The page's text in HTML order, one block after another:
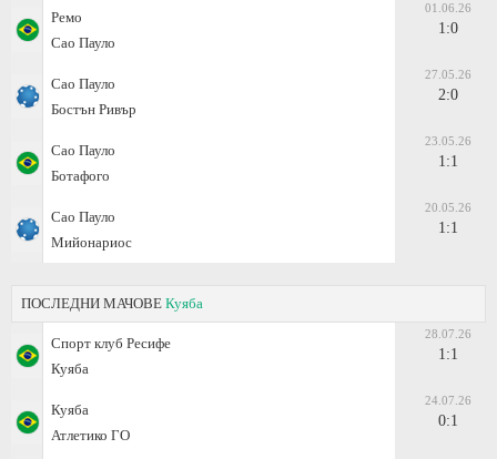
Ремо
Сао Пауло
01.06.26
1:0
Сао Пауло
Бостън Ривър
27.05.26
2:0
Сао Пауло
Ботафого
23.05.26
1:1
Сао Пауло
Мийонариос
20.05.26
1:1
ПОСЛЕДНИ МАЧОВЕ Куяба
Спорт клуб Ресифе
Куяба
28.07.26
1:1
Куяба
Атлетико ГО
24.07.26
0:1